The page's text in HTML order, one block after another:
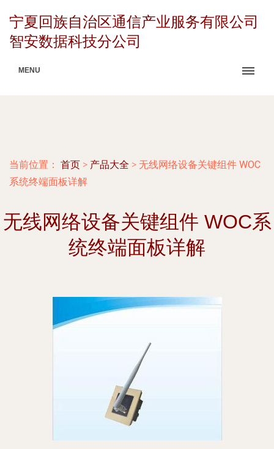
宁夏回族自治区通信产业服务有限公司
智安数据科技分公司
MENU
当前位置： 首页 > 产品大全 > 无线网络设备关键组件 WOC
系统终端面板详解
无线网络设备关键组件 WOC系
统终端面板详解